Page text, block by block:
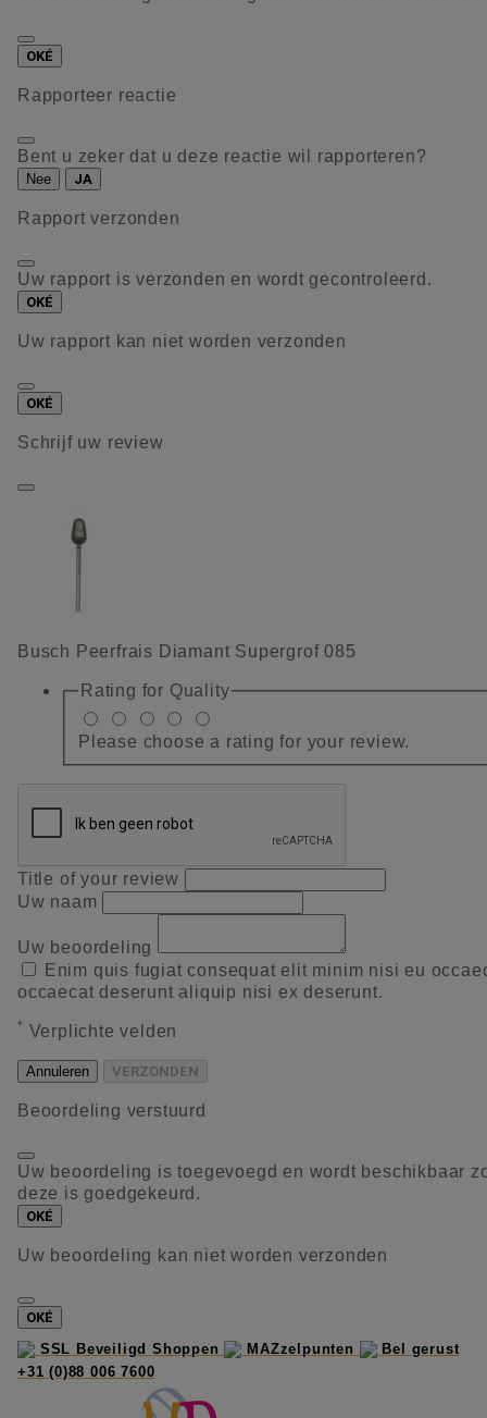
OKÉ
Rapporteer reactie
Bent u zeker dat u deze reactie wil rapporteren?
Nee JA
Rapport verzonden
Uw rapport is verzonden en wordt gecontroleerd.
OKÉ
Uw rapport kan niet worden verzonden
OKÉ
Schrijf uw review
Busch Peerfrais Diamant Supergrof 085
Rating for Quality
Please choose a rating for your review.
Title of your review
Uw naam
Uw beoordeling
Enim quis fugiat consequat elit minim nisi eu
occaecat deserunt aliquip nisi ex deserunt.
* Verplichte velden
Annuleren VERZONDEN
Beoordeling verstuurd
Uw beoordeling is toegevoegd en wordt beschikbaar
deze is goedgekeurd.
OKÉ
Uw beoordeling kan niet worden verzonden
OKÉ
SSL Beveiligd Shoppen
MAZzelpunten
Bel gerust
+31 (0)88 006 7600